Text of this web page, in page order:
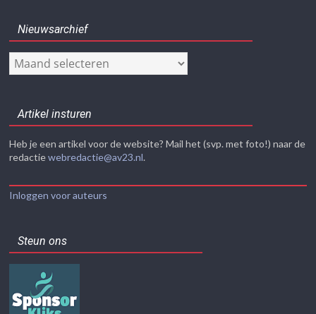
Nieuwsarchief
Nieuwsarchief
Artikel insturen
Heb je een artikel voor de website? Mail het (svp. met foto!) naar de
redactiewebredactie@av23.nl.
Inloggen voor auteurs
Steun ons